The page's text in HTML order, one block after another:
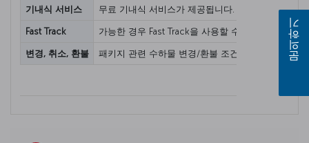
기내식 서비스 무료 기내식 서비스가 제공됩니다.
Fast Track 가능한 경우 Fast Track을 사용할 수 있습니다.
변경, 취소, 환불 패키지 관련 수하물 변경/환불 조건은 항공권 노선
문의하기